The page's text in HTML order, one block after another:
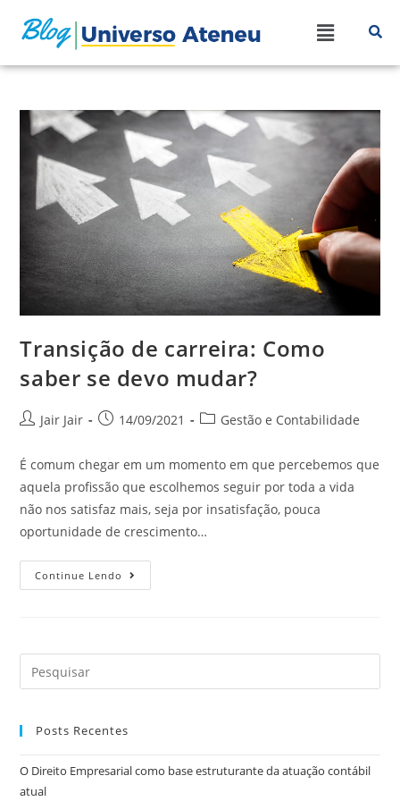
Transição de carreira: Como
saber se devo mudar?
Jair Jair 14/09/2021 Gestão e Contabilidade
É comum chegar em um momento em que percebemos que
aquela profissão que escolhemos seguir por toda a vida
não nos satisfaz mais, seja por insatisfação, pouca
oportunidade de crescimento…
Continue Lendo
Posts Recentes
O Direito Empresarial como base estruturante da atuação contábil
atual